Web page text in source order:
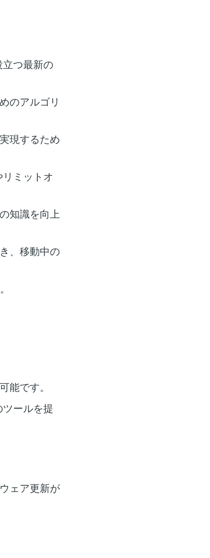
つ最新の
のアルゴリ
現するため
ミットオ
知識を向上
、移動中の
能です。
ールを提
ェア更新が